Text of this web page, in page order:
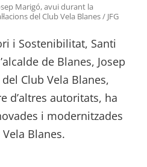
Marigó, avui durant la
del Club Vela Blanes / JFG
i Sostenibilitat, Santi
de Blanes, Josep
Club Vela Blanes,
d’altres autoritats, ha
i modernitzades
Blanes.